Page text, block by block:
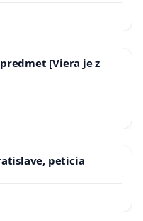
[Viera je z
peticia